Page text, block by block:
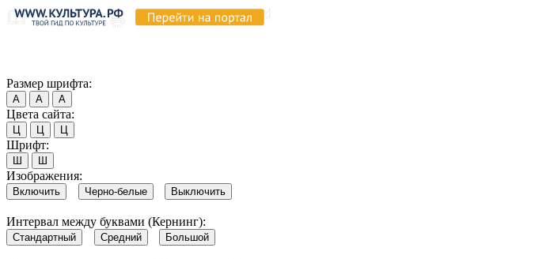
Размер шрифта:
А А А
Цвета сайта:
Ц Ц Ц
Шрифт:
Ш Ш
Изображения:
Включить Черно-белые Выключить
Интервал между буквами (Кернинг):
Стандартный Средний Большой